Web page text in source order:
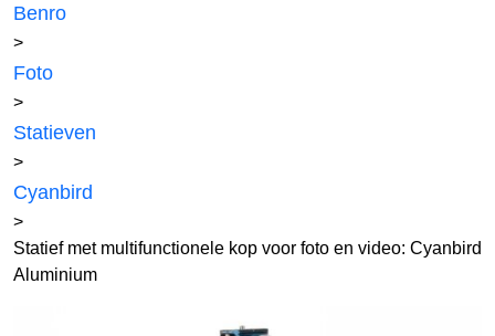
Benro
>
Foto
>
Statieven
>
Cyanbird
>
Statief met multifunctionele kop voor foto en video: Cyanbird
Aluminium